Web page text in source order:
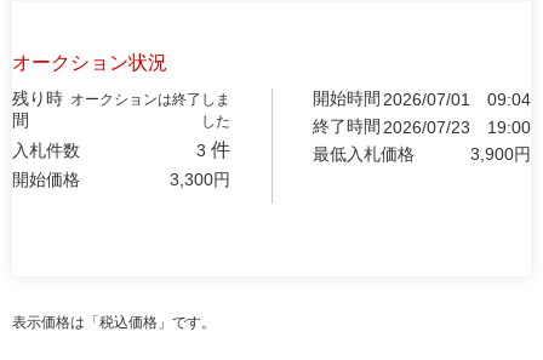
オークション状況
残り時
間
オークションは終了しま
した
入札件数 3 件
開始価格 3,300円
開始時間 2026/07/01
09:04
終了時間 2026/07/23
19:00
最低入札価格
3,900円
表示価格は「税込価格」です。